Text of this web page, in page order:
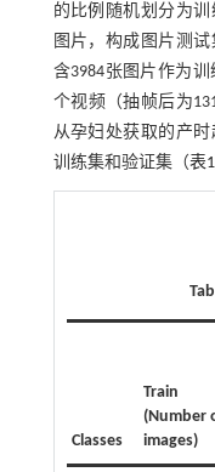
的比例随机划分为
图片，构成图片测
含3984张图片作为
个视频（抽帧后为
从孕妇处获取的产
训练集和验证集（表1
Classes
Train
(Number
images)